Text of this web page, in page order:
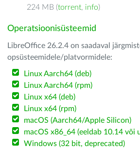
224 MB (torrent, info)
Operatsioonisüsteemid
LibreOffice 26.2.4 on saadaval
opsüsteemidele/platvormidele:
Linux Aarch64 (deb)
Linux Aarch64 (rpm)
Linux x64 (deb)
Linux x64 (rpm)
macOS (Aarch64/Apple Silicon)
macOS x86_64 (eeldab 10.14 või
Windows (32 bit, deprecated)